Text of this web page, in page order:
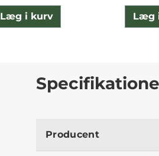
Læg i kurv Læg
Producent